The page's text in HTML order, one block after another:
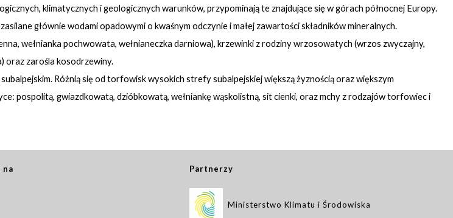
klimatycznych i geologicznych warunków, przypominają te znajdujące się w górach północnej Europy.
zasilane głównie wodami opadowymi o kwaśnym odczynie i małej zawartości składników mineralnych.
wełnianka pochwowata, wełnianeczka darniowa), krzewinki z rodziny wrzosowatych (wrzos zwyczajny,
oraz zarośla kosodrzewiny.
Różnią się od torfowisk wysokich strefy subalpejskiej większą żyznością oraz większym
pospolitą, gwiazdkowatą, dzióbkowatą, wełniankę wąskolistną, sit cienki, oraz mchy z rodzajów torfowiec i
na Partnerzy
Ministerstwo Klimatu i Środowiska